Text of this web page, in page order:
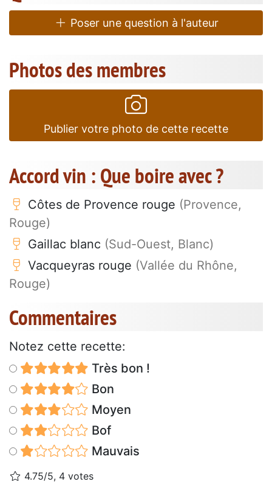
Poser une question à l'auteur
Photos des membres
Publier votre photo de cette recette
Accord vin : Que boire avec ?
Côtes de Provence rouge (Provence,
Rouge)
Gaillac blanc (Sud-Ouest, Blanc)
Vacqueyras rouge (Vallée du Rhône,
Rouge)
Commentaires
Notez cette recette:
Très bon !
Bon
Moyen
Bof
Mauvais
4.75/5, 4 votes